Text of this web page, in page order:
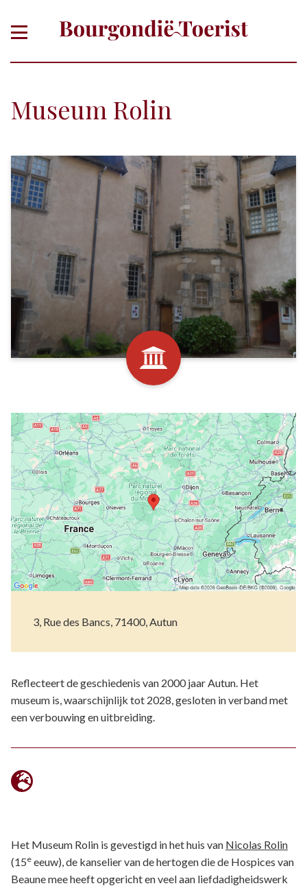
Museum Rolin
3, Rue des Bancs, 71400, Autun
Reflecteert de geschiedenis van 2000 jaar Autun. Het
museum is, waarschijnlijk tot 2028, gesloten in verband met
een verbouwing en uitbreiding.
Het Museum Rolin is gevestigd in het huis van Nicolas Rolin
(15e eeuw), de kanselier van de hertogen die de Hospices van
Beaune mee heeft opgericht en veel aan liefdadigheidswerk